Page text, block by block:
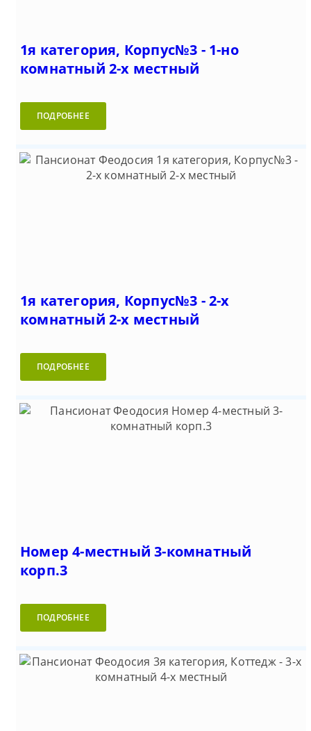
1я категория, Корпус№3 - 1-но
комнатный 2-х местный
ПОДРОБНЕЕ
1я категория, Корпус№3 - 2-х
комнатный 2-х местный
ПОДРОБНЕЕ
Номер 4-местный 3-комнатный
корп.3
ПОДРОБНЕЕ